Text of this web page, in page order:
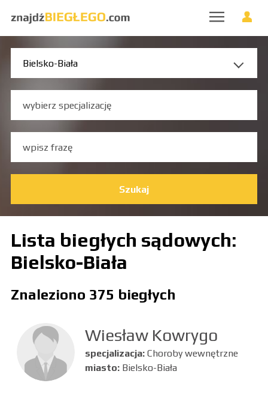
Szukaj
Lista biegłych sądowych:
Bielsko-Biała
Znaleziono 375 biegłych
Wiesław Kowrygo
specjalizacja: Choroby wewnętrzne
miasto: Bielsko-Biała